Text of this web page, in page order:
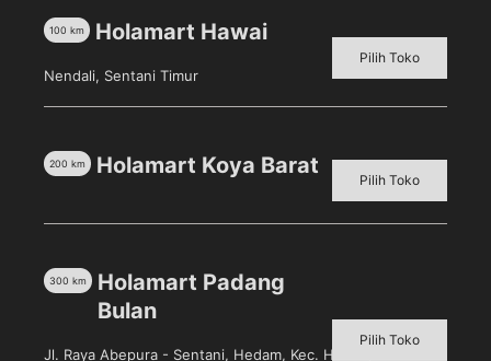
Simpan nama, email, dan situs web saya pada
Holamart Hawai
100 km
Nendali, Sentani Timur
Pilih Toko
Holamart Koya Barat
200 km
Pilih Toko
Holamart Padang
Bulan
300 km
Jl. Raya Abepura - Sentani, Hedam, Kec. Heram, Kota
Pilih Toko